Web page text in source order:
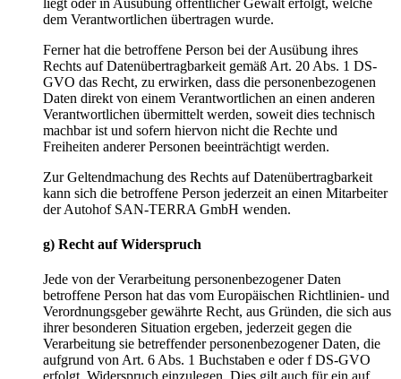
dem Verantwortlichen übertragen wurde.
Ferner hat die betroffene Person bei der Ausübung ihres
Rechts auf Datenübertragbarkeit gemäß Art. 20 Abs. 1 DS-
GVO das Recht, zu erwirken, dass die personenbezogenen
Daten direkt von einem Verantwortlichen an einen anderen
Verantwortlichen übermittelt werden, soweit dies technisch
machbar ist und sofern hiervon nicht die Rechte und
Freiheiten anderer Personen beeinträchtigt werden.
Zur Geltendmachung des Rechts auf Datenübertragbarkeit
kann sich die betroffene Person jederzeit an einen Mitarbeiter
der Autohof SAN-TERRA GmbH wenden.
g) Recht auf Widerspruch
Jede von der Verarbeitung personenbezogener Daten
betroffene Person hat das vom Europäischen Richtlinien- und
Verordnungsgeber gewährte Recht, aus Gründen, die sich aus
ihrer besonderen Situation ergeben, jederzeit gegen die
Verarbeitung sie betreffender personenbezogener Daten, die
aufgrund von Art. 6 Abs. 1 Buchstaben e oder f DS-GVO